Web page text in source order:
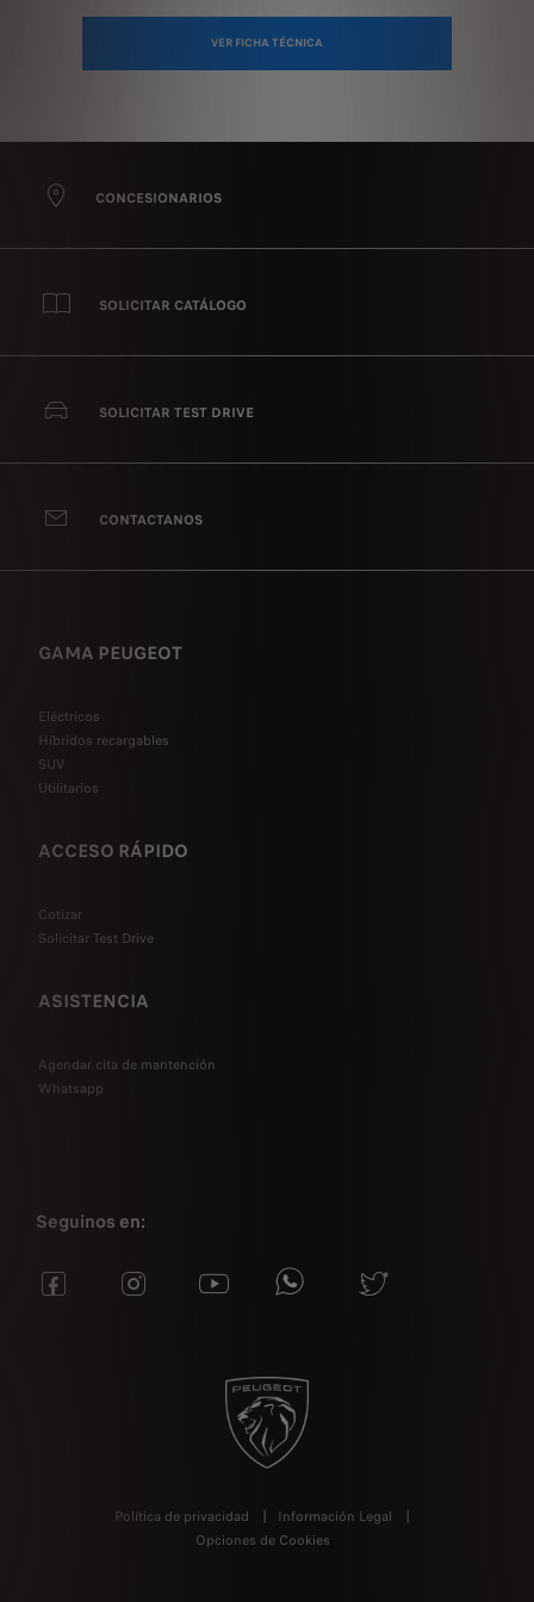
VER FICHA TÉCNICA
CONCESIONARIOS
SOLICITAR CATÁLOGO
SOLICITAR TEST DRIVE
CONTACTANOS
GAMA PEUGEOT
Eléctricos
Híbridos recargables
SUV
Utilitarios
ACCESO RÁPIDO
Cotizar
Solicitar Test Drive
ASISTENCIA
Agendar cita de mantención
Whatsapp
Seguinos en:
Política de privacidad
Información Legal
Opciones de Cookies